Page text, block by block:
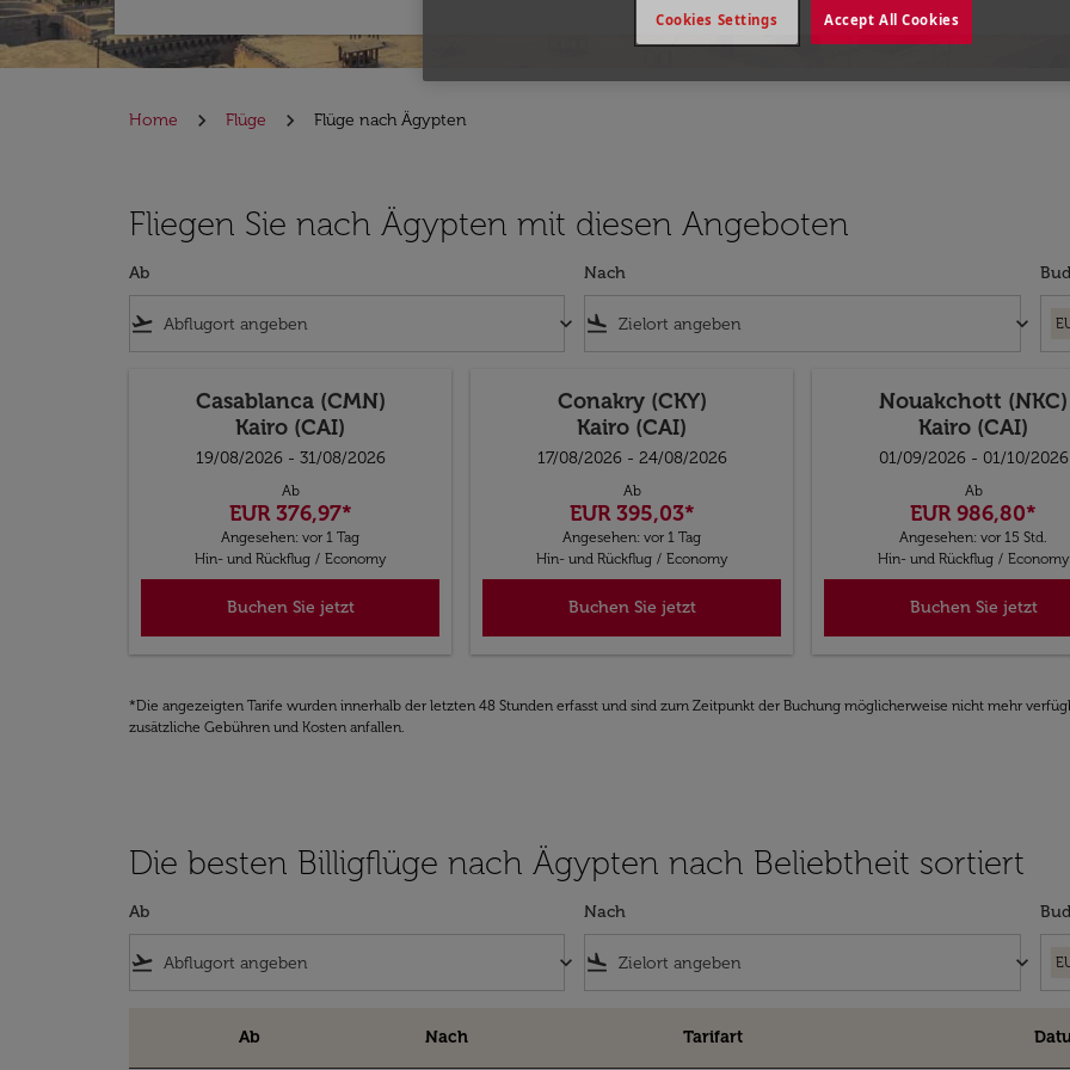
Home Flüge Flüge nach Ägypten
Fliegen Sie nach Ägypten mit diesen Angeboten
Ab
flight_takeoff keyboard_arrow_down
Nach
flight_land keyboard_arrow_down
Casablanca (CMN)
Kairo (CAI)
19/08/2026 - 31/08/2026
Ab
EUR 376,97*
Angesehen: vor 1 Tag
Hin- und Rückflug / Economy
Buchen Sie jetzt
Conakry (CKY)
Kairo (CAI)
17/08/2026 - 24/08/2026
Ab
EUR 395,03*
Angesehen: vor 1 Tag
Hin- und Rückflug / Economy
Buchen Sie jetzt
Nouakchott (NKC)
Kairo (CAI)
01/09/2026 - 01/10/2026
Ab
EUR 986,80*
Angesehen: vor 15 Std.
Hin- und Rückflug / Economy
Buchen Sie jetzt
*Die angezeigten Tarife wurden innerhalb der letzten 48 Stunden erfasst und sind zum Zeitpunkt der Buchung möglicherweise nicht mehr
zusätzliche Gebühren und Kosten anfallen.
Die besten Billigflüge nach Ägypten nach Beliebtheit sortiert
Ab
flight_takeoff keyboard_arrow_down
Nach
flight_land keyboard_arrow_down
Ab Nach Tarifart
Accept All Cookies
Cookies Settings